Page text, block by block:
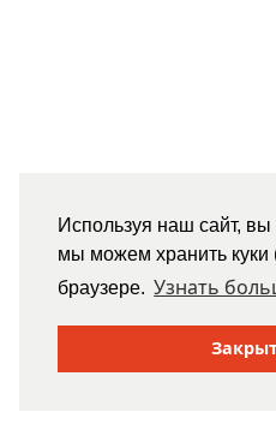
Используя наш сайт, вы
мы можем хранить
браузере. Узнать